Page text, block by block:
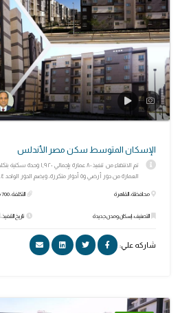
الإسكان المتوسط سكن مصر الأندلس
العمارة من دور أرضي و٥ أدوار متكررة، ويضم الدور الواحد ٤...
محافظة: القاهرة
التصنيف: إسكان ومدن جديدة
التكلفة: 700 مليون جنيه
تاريخ التنفيذ: أغسطس ٢٠٢١
شاركه علي: